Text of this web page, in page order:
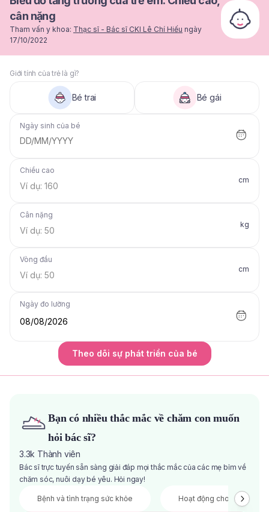
cân nặng
Tham vấn y khoa: Thạc sĩ - Bác sĩ CKI Lê Chí Hiếu ngày
17/10/2022
Giới tính của trẻ là gì?
Bé trai Bé gái
Ngày sinh của bé
DD/MM/YYYY
Chiều cao
cm
Cân nặng
kg
Vòng đầu
cm
Ngày đo lường
08/08/2026
Theo dõi sự phát triển của bé
Bạn có nhiều thắc mắc về chăm con muốn
hỏi bác sĩ?
3.3k Thành viên
Bác sĩ trực tuyến sẵn sàng giải đáp mọi thắc mắc của các mẹ bỉm về
chăm sóc, nuôi dạy bé yêu. Hỏi ngay!
Bệnh và tình trạng sức khỏe Hoạt động cho bé